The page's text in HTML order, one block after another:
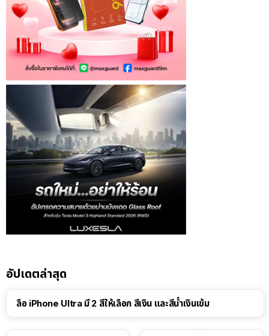
อัปเดตล่าสุด
ลือ iPhone Ultra มี 2 สีให้เลือก สีเงิน และสีน้ำเงินเข้ม